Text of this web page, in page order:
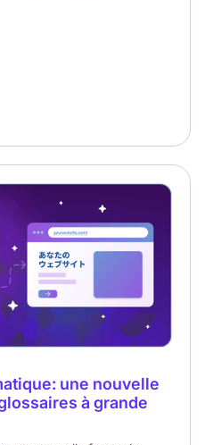
une nouvelle
à grande